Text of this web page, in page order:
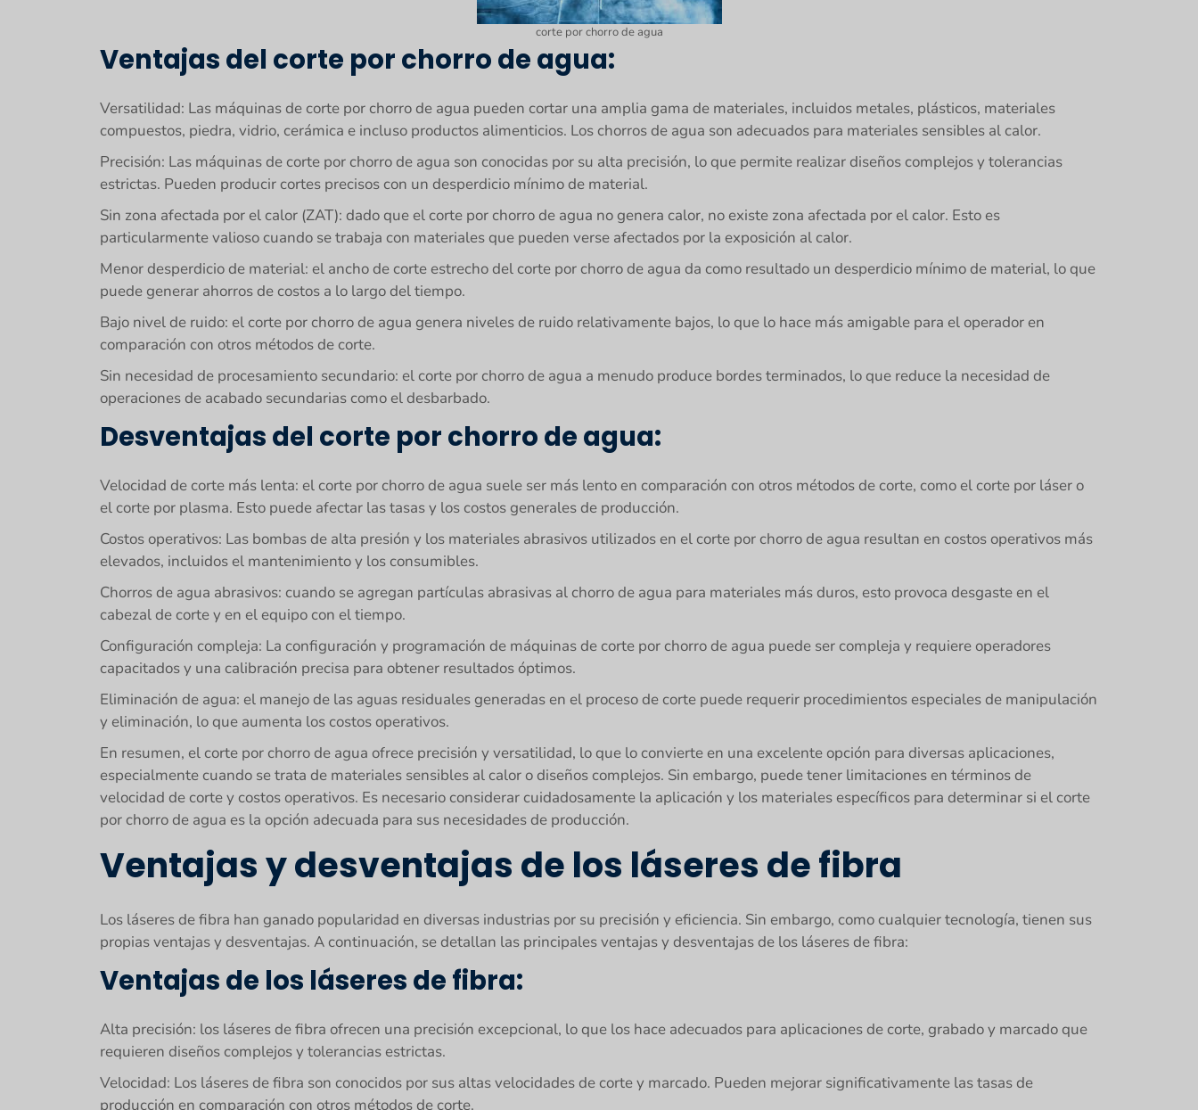
corte por chorro de agua
Ventajas del corte por chorro de agua:
Versatilidad: Las máquinas de corte por chorro de agua pueden cortar una amplia gama de materiales, incluidos metales, plásticos, materiales
compuestos, piedra, vidrio, cerámica e incluso productos alimenticios. Los chorros de agua son adecuados para materiales sensibles al calor.
Precisión: Las máquinas de corte por chorro de agua son conocidas por su alta precisión, lo que permite realizar diseños complejos y tolerancias
estrictas. Pueden producir cortes precisos con un desperdicio mínimo de material.
Sin zona afectada por el calor (ZAT): dado que el corte por chorro de agua no genera calor, no existe zona afectada por el calor. Esto es
particularmente valioso cuando se trabaja con materiales que pueden verse afectados por la exposición al calor.
Menor desperdicio de material: el ancho de corte estrecho del corte por chorro de agua da como resultado un desperdicio mínimo de material, lo que
puede generar ahorros de costos a lo largo del tiempo.
Bajo nivel de ruido: el corte por chorro de agua genera niveles de ruido relativamente bajos, lo que lo hace más amigable para el operador en
comparación con otros métodos de corte.
Sin necesidad de procesamiento secundario: el corte por chorro de agua a menudo produce bordes terminados, lo que reduce la necesidad de
operaciones de acabado secundarias como el desbarbado.
Desventajas del corte por chorro de agua:
Velocidad de corte más lenta: el corte por chorro de agua suele ser más lento en comparación con otros métodos de corte, como el corte por láser o
el corte por plasma. Esto puede afectar las tasas y los costos generales de producción.
Costos operativos: Las bombas de alta presión y los materiales abrasivos utilizados en el corte por chorro de agua resultan en costos operativos más
elevados, incluidos el mantenimiento y los consumibles.
Chorros de agua abrasivos: cuando se agregan partículas abrasivas al chorro de agua para materiales más duros, esto provoca desgaste en el
cabezal de corte y en el equipo con el tiempo.
Configuración compleja: La configuración y programación de máquinas de corte por chorro de agua puede ser compleja y requiere operadores
capacitados y una calibración precisa para obtener resultados óptimos.
Eliminación de agua: el manejo de las aguas residuales generadas en el proceso de corte puede requerir procedimientos especiales de manipulación
y eliminación, lo que aumenta los costos operativos.
En resumen, el corte por chorro de agua ofrece precisión y versatilidad, lo que lo convierte en una excelente opción para diversas aplicaciones,
especialmente cuando se trata de materiales sensibles al calor o diseños complejos. Sin embargo, puede tener limitaciones en términos de
velocidad de corte y costos operativos. Es necesario considerar cuidadosamente la aplicación y los materiales específicos para determinar si el corte
por chorro de agua es la opción adecuada para sus necesidades de producción.
Ventajas y desventajas de los láseres de fibra
Los láseres de fibra han ganado popularidad en diversas industrias por su precisión y eficiencia. Sin embargo, como cualquier tecnología, tienen sus
propias ventajas y desventajas. A continuación, se detallan las principales ventajas y desventajas de los láseres de fibra:
Ventajas de los láseres de fibra:
Alta precisión: los láseres de fibra ofrecen una precisión excepcional, lo que los hace adecuados para aplicaciones de corte, grabado y marcado que
requieren diseños complejos y tolerancias estrictas.
Velocidad: Los láseres de fibra son conocidos por sus altas velocidades de corte y marcado. Pueden mejorar significativamente las tasas de
producción en comparación con otros métodos de corte.